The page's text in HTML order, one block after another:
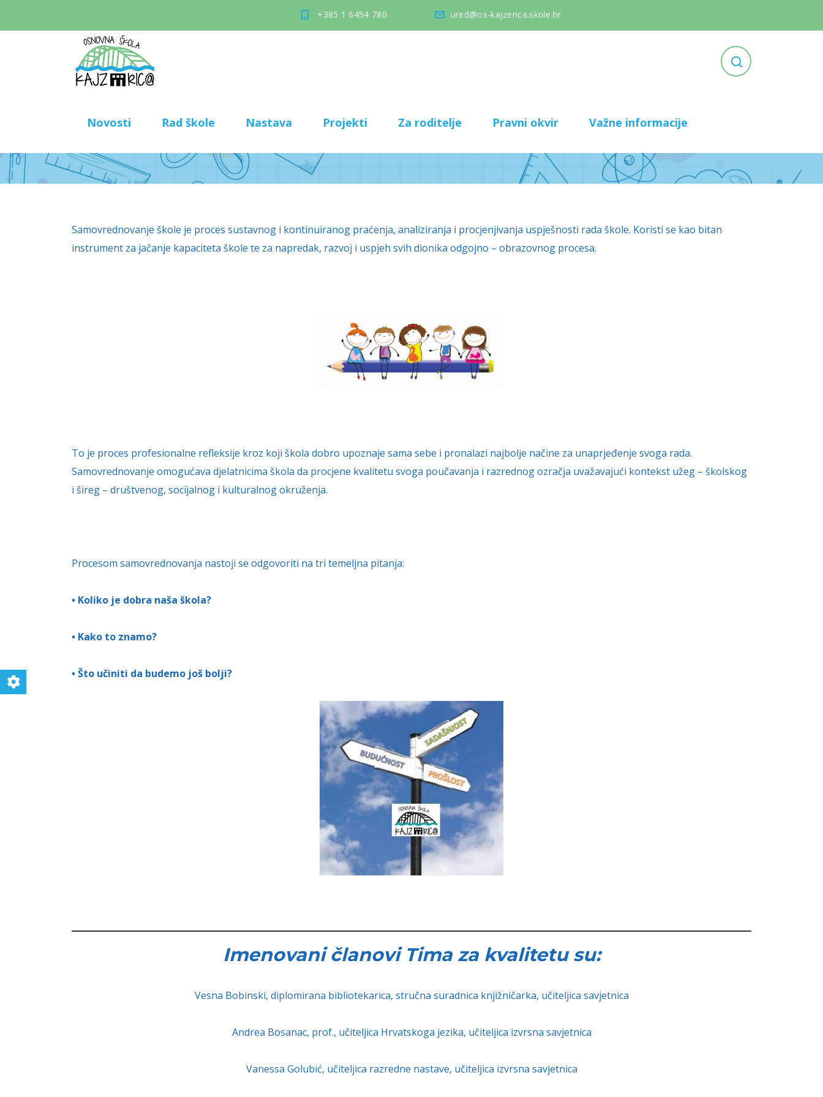
+385 1 6454 780 ured@os-kajzerica.skole.hr
Novosti Rad škole Nastava Projekti Za roditelje Pravni okvir Važne informacije
Samovrednovanje škole je proces sustavnog i kontinuiranog praćenja, analiziranja i procjenjivanja uspješnosti rada škole. Koristi se kao bitan
instrument za jačanje kapaciteta škole te za napredak, razvoj i uspjeh svih dionika odgojno – obrazovnog procesa.
To je proces profesionalne refleksije kroz koji škola dobro upoznaje sama sebe i pronalazi najbolje načine za unaprjeđenje svoga rada.
Samovrednovanje omogućava djelatnicima škola da procjene kvalitetu svoga poučavanja i razrednog ozračja uvažavajući kontekst užeg – školskog
i šireg – društvenog, socijalnog i kulturalnog okruženja.
Procesom samovrednovanja nastoji se odgovoriti na tri temeljna pitanja:
• Koliko je dobra naša škola?
• Kako to znamo?
• Što učiniti da budemo još bolji?
Imenovani članovi Tima za kvalitetu su:
Vesna Bobinski, diplomirana bibliotekarica, stručna suradnica knjižničarka, učiteljica savjetnica
Andrea Bosanac, prof., učiteljica Hrvatskoga jezika, učiteljica izvrsna savjetnica
Vanessa Golubić, učiteljica razredne nastave, učiteljica izvrsna savjetnica